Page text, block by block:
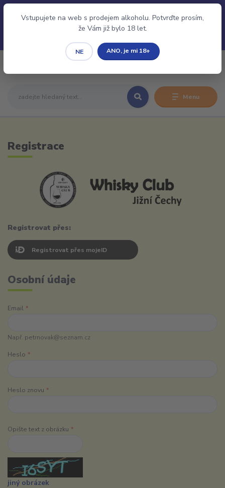
Přihlásit/Registrovat.
Vstupujete na web s prodejem alkoholu. Potvrďte prosím,
že Vám již bylo 18 let.
NE ANO, je mi 18+
Menu
Registrace
Registrovat přes:
Registrovat přes mojeID
Osobní údaje
Email *
Např. petrnovak@seznam.cz
Heslo *
Heslo znovu *
Opište text z obrázku *
jiný obrázek